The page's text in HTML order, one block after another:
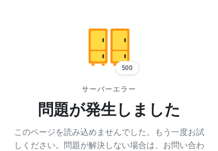
500
サーバーエラー
問題が発生しました
このページを読み込めませんでした。もう一度お試
しください。問題が解決しない場合は、お問い合わ